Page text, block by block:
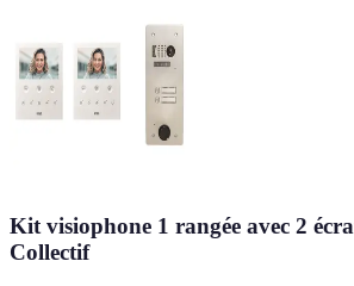
Kit visiophone 1 rangée avec 2
Collectif